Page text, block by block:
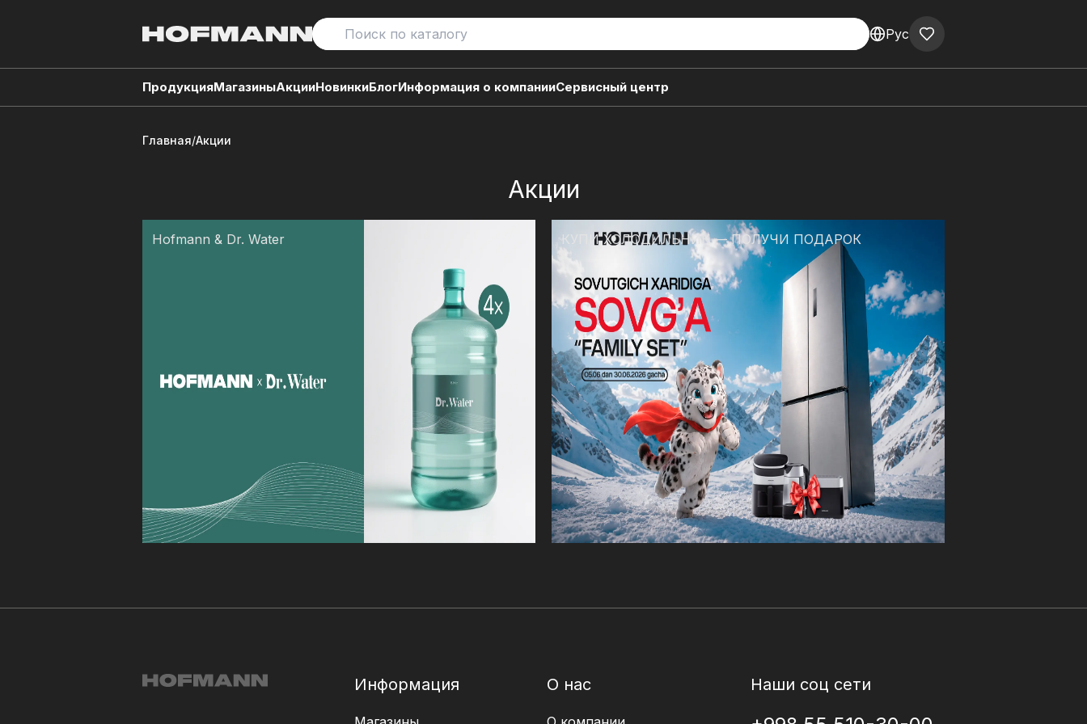
Рус
ПродукцияМагазиныАкцииНовинкиБлогИнформация о компанииСервисный центр
Главная/Акции
Акции
Hofmann & Dr. Water КУПИ ХОЛОДИЛЬНИК — ПОЛУЧИ ПОДАРОК
Информация О нас Наши соц сети